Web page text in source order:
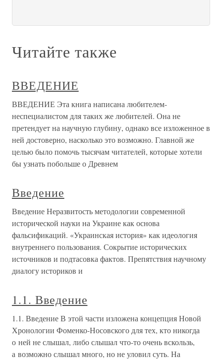
Читайте также
ВВЕДЕНИЕ
ВВЕДЕНИЕ Эта книга написана любителем-
неспециалистом для таких же любителей. Она не
претендует на научную глубину, однако все изложенное в
ней достоверно, насколько это возможно. Главной же
целью было помочь тысячам читателей, которые хотели
бы узнать побольше о Древнем
Введение
Введение Неразвитость методологии современной
исторической науки на Украине как основа
фальсификаций. «Украинская история» как идеология
внутреннего пользования. Сокрытие исторических
источников и подтасовка фактов. Препятствия научному
диалогу историков и
1.1. Введение
1.1. Введение В этой части изложена концепция Новой
Хронологии Фоменко-Носовского для тех, кто никогда
о ней не слышал, либо слышал что-то очень вскользь,
а возможно слышал много, но не уловил суть. На